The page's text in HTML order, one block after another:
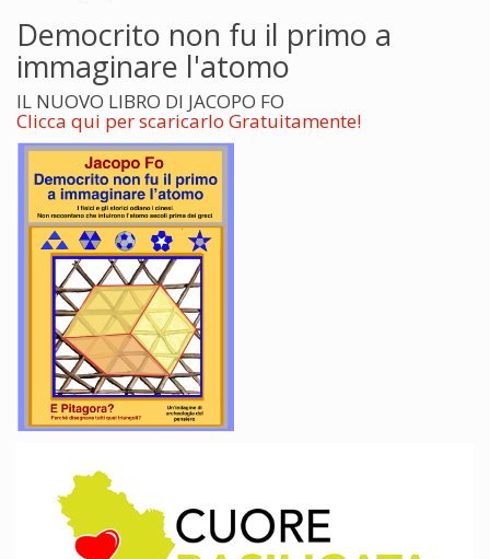
Democrito non fu il primo a
immaginare l'atomo
IL NUOVO LIBRO DI JACOPO FO
Clicca qui per scaricarlo Gratuitamente!